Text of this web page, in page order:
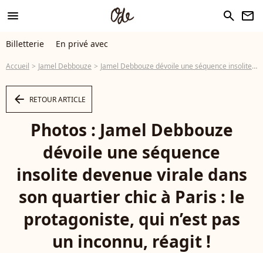
menu search newsletter
Billetterie En privé avec
Accueil Jamel Debbouze Jamel Debbouze dévoile une séquence insolite devenue virale dans son quartier chic à Paris : le protagoniste, qui n’est pas un inconnu, réagit !
arrow_left RETOUR ARTICLE
Photos : Jamel Debbouze
dévoile une séquence
insolite devenue virale dans
son quartier chic à Paris : le
protagoniste, qui n’est pas
un inconnu, réagit !